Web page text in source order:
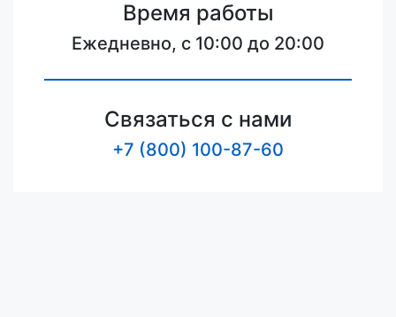
Время работы
Ежедневно, с 10:00 до 20:00
Связаться с нами
+7 (800) 100-87-60